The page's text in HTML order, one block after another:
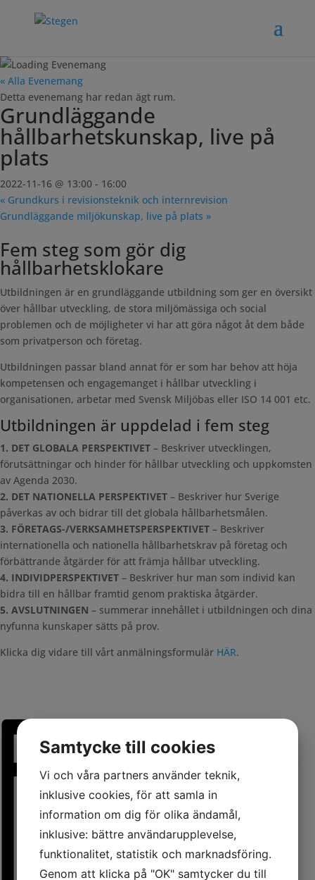
« Alla Evenemang
Detta evenemang har redan ägt rum.
Grundläggande
hållbarhetskunskap, live på
plats
2022-11-16 @ 13:00 - 16:00
« Grundkurs i revisionsteknik och internrevision
Grundläggande miljökunskap, live på plats »
Fem steg som gör dig
hållbarhetsklokare
Utbildningen är en grundläggande utbildning som ger en översikt
över hållbar utveckling, de stora miljömässiga och social
problemen och de möjligheter vi har att göra något åt dem både
som privatperson och företag.
Utbildningen passar bland annat för er som har behov att höja
kompetensen och engagemanget i hållbar utveckling i
organisationen, arbetar med Svensk Miljöbas eller ISO 14 001 etc.
Utbildningen är uppdelad i fem steg
1. DET GLOBALA PERSPEKTIVET – Beskriver utvecklingen,
förutsättningar och hinder för hållbar utveckling och uppkomsten
av Agenda 2030.
2. DET NATIONELLA PERSPEKTIVET – Beskriver hur Sverige
påverkas av och bidrar till det globala hållbarhetsmålen.
3. FÖRETAGS-/VERKSAMHETSPERSPEKTIVET – Beskriver
internationella och nationella hållbarhetskrav på företag och
förbättrande åtgärder för att främja hållbar utveckling.
4. INDIVIDPERSPEKTIVET – Beskriver hur man som individ kan
bidra till en hållbar framtid genom praktiska åtgärder.
5. AVSLUTNINGEN – summerar innehållet i utbildningen och dina
nyfunna kunskaper sätts på prov.
Klicka dig vidare till vårt anmälningsformulär HÄR.
Samtycke till cookies
Vi och våra partners använder teknik,
inklusive cookies, för att samla in
information om dig för olika ändamål,
inklusive: bättre användarupplevelse,
funktionalitet, statistik och marknadsföring.
Genom att klicka på "OK" samtycker du till